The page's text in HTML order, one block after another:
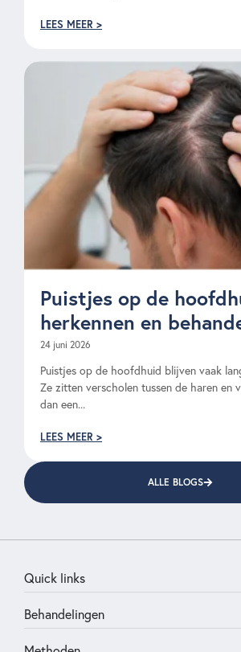
LEES MEER >
Puistjes op de
herkennen en
24 juni 2026
Puistjes op de hoofdhuid blijven vaak
Ze zitten verscholen tussen de haren en
dan een...
LEES MEER >
ALLE BLOGS
Quick links
Behandelingen